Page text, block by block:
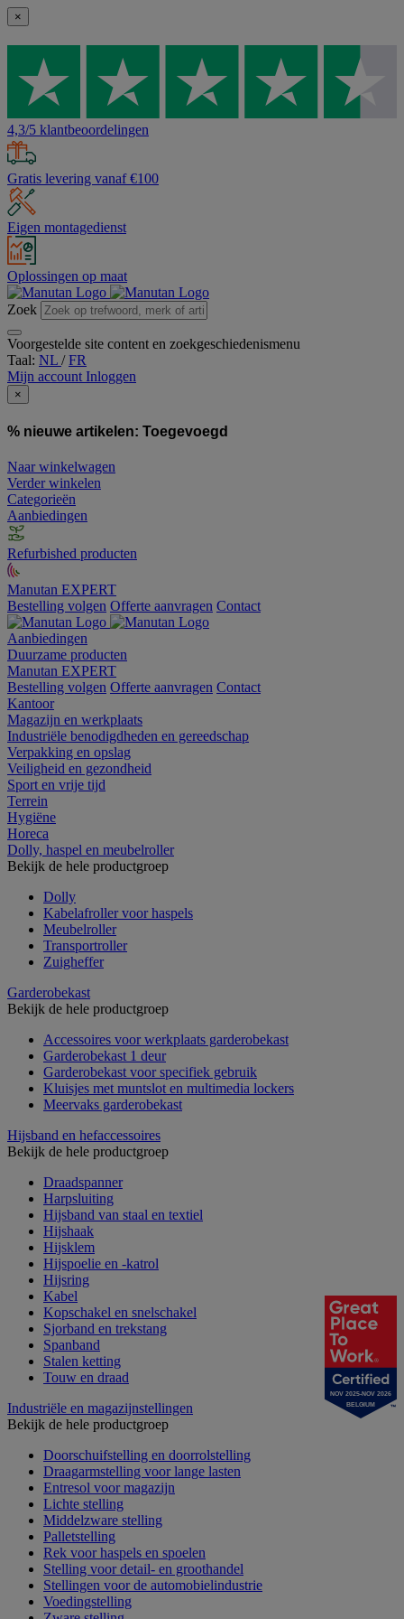
×
4,3/5 klantbeoordelingen
Gratis levering vanaf €100
Eigen montagedienst
Oplossingen op maat
Zoek
Voorgestelde site content en zoekgeschiedenismenu
Taal: NL /FR
Mijn account Inloggen
×
% nieuwe artikelen: Toegevoegd
Naar winkelwagen
Verder winkelen
Categorieën
Aanbiedingen
Refurbished producten
Manutan EXPERT
Bestelling volgen Offerte aanvragen Contact
Aanbiedingen
Duurzame producten
Manutan EXPERT
Bestelling volgen Offerte aanvragen Contact
Kantoor
Magazijn en werkplaats
Industriële benodigdheden en gereedschap
Verpakking en opslag
Veiligheid en gezondheid
Sport en vrije tijd
Terrein
Hygiëne
Horeca
Dolly, haspel en meubelroller
Bekijk de hele productgroep
Dolly
Kabelafroller voor haspels
Meubelroller
Transportroller
Zuigheffer
Garderobekast
Bekijk de hele productgroep
Accessoires voor werkplaats garderobekast
Garderobekast 1 deur
Garderobekast voor specifiek gebruik
Kluisjes met muntslot en multimedia lockers
Meervaks garderobekast
Hijsband en hefaccessoires
Bekijk de hele productgroep
Draadspanner
Harpsluiting
Hijsband van staal en textiel
Hijshaak
Hijsklem
Hijspoelie en -katrol
Hijsring
Kabel
Kopschakel en snelschakel
Sjorband en trekstang
Spanband
Stalen ketting
Touw en draad
Industriële en magazijnstellingen
Bekijk de hele productgroep
Doorschuifstelling en doorrolstelling
Draagarmstelling voor lange lasten
Entresol voor magazijn
Lichte stelling
Middelzware stelling
Palletstelling
Rek voor haspels en spoelen
Stelling voor detail- en groothandel
Stellingen voor de automobielindustrie
Voedingstelling
NOV 2025-NOV 2026
BELGIUM